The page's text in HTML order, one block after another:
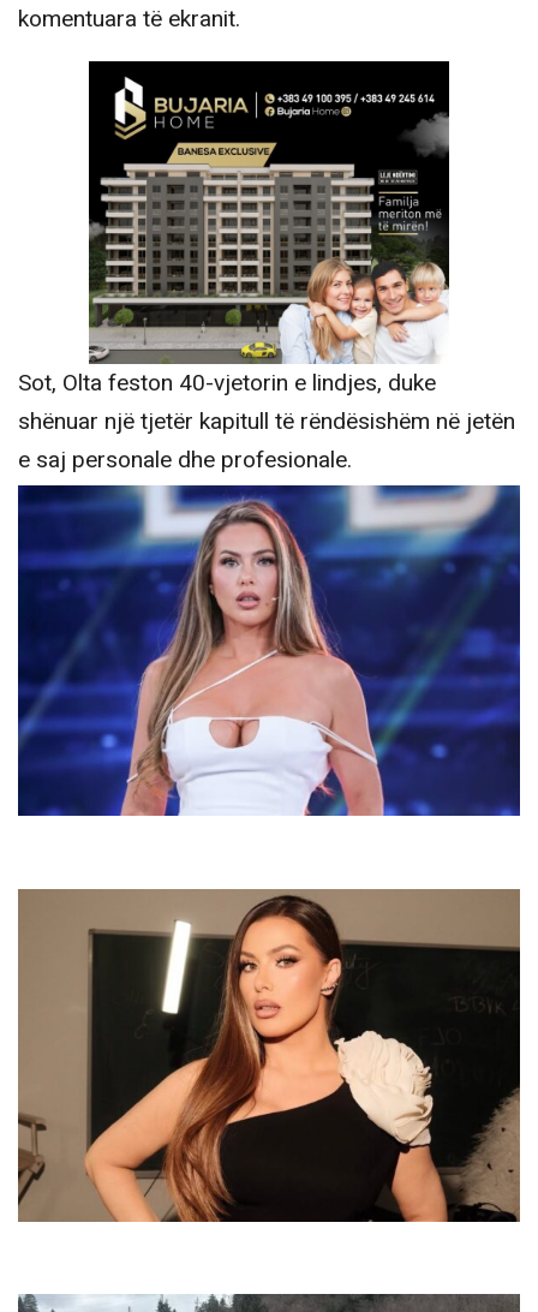
komentuara të ekranit.
Sot, Olta feston 40-vjetorin e lindjes, duke
shënuar një tjetër kapitull të rëndësishëm në jetën
e saj personale dhe profesionale.